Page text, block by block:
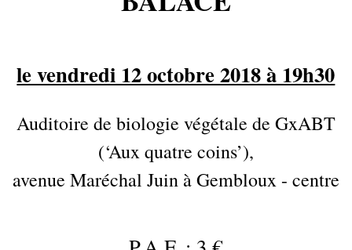
le vendredi 12 octobre 2018 à 19h30
Auditoire de biologie végétale de GxABT
(‘Aux quatre coins’),
avenue Maréchal Juin à Gembloux - centre